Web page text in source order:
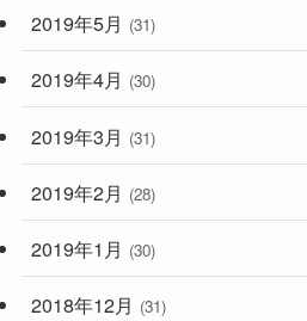
2019年5月 (31)
2019年4月 (30)
2019年3月 (31)
2019年2月 (28)
2019年1月 (30)
2018年12月 (31)